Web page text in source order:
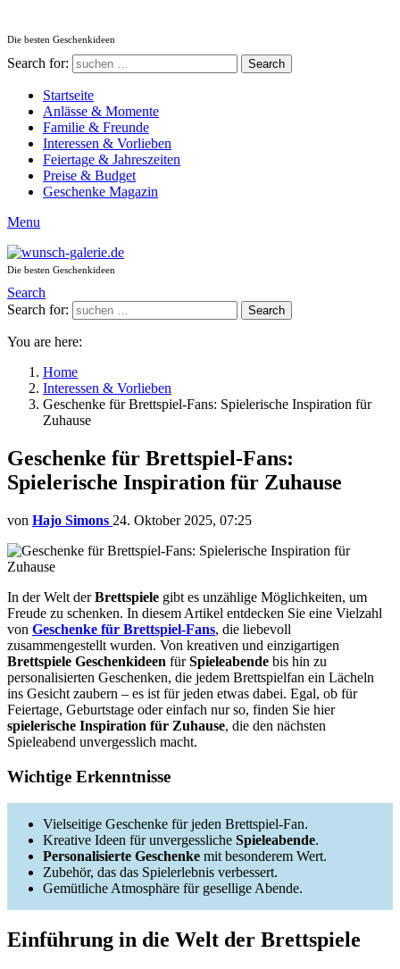
Die besten Geschenkideen
Search for: Search
Startseite
Anlässe & Momente
Familie & Freunde
Interessen & Vorlieben
Feiertage & Jahreszeiten
Preise & Budget
Geschenke Magazin
Menu
Die besten Geschenkideen
Search
Search for:
Search
You are here:
Home
Interessen & Vorlieben
Geschenke für Brettspiel-Fans: Spielerische Inspiration für
Zuhause
Geschenke für Brettspiel-Fans:
Spielerische Inspiration für Zuhause
von Hajo Simons 24. Oktober 2025, 07:25
In der Welt derBrettspiele gibt es unzählige Möglichkeiten, um
Freude zu schenken. In diesem Artikel entdecken Sie eine Vielzahl
von Geschenke für Brettspiel-Fans, die liebevoll
zusammengestellt wurden. Von kreativen und einzigartigen
Brettspiele Geschenkideen fürSpieleabende bis hin zu
personalisierten Geschenken, die jedem Brettspielfan ein Lächeln
ins Gesicht zaubern – es ist für jeden etwas dabei. Egal, ob für
Feiertage, Geburtstage oder einfach nur so, finden Sie hier
spielerische Inspiration für Zuhause, die den nächsten
Spieleabend unvergesslich macht.
Wichtige Erkenntnisse
Vielseitige Geschenke für jeden Brettspiel-Fan.
Kreative Ideen für unvergessliche Spieleabende.
Personalisierte Geschenke mit besonderem Wert.
Zubehör, das das Spielerlebnis verbessert.
Gemütliche Atmosphäre für gesellige Abende.
Einführung in die Welt der Brettspiele